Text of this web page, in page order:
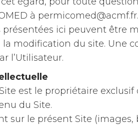
à permicomed@acmf.fr.
présentées ici peuvent être
la modification du site. Une
l’Utilisateur.
est le propriétaire
du Site.
sur le présent Site